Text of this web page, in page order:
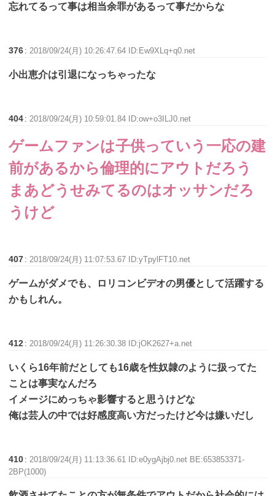
忘れてるって事は相当余罪があるって事だからな
376 : 2018/09/24(月) 10:26:47.64 ID:Ew9XLq+q0.net
小出恵介は引退になっちゃったな
404 : 2018/09/24(月) 10:59:01.84 ID:ow+o3ILJ0.net
ゲームファンは子供っていう一応の建
前があるから倫理的にアウトだろう
まあどうせみてるのはオッサンだろ
うけど
407 : 2018/09/24(月) 11:07:53.67 ID:yTpylFT10.net
ゲームがダメでも、ロリコンビデオの男優として活躍する
かもしれん。
412 : 2018/09/24(月) 11:26:30.38 ID:jOK2627+a.net
いくら16年前だとしても16歳を性奴隷のように扱ってた
ことは事実なんだろ
イメージにめっちゃ影響すると思うけどな
俺は芸人の中では好感度高い方だったけど今は嫌いだし
410 : 2018/09/24(月) 11:13:36.61 ID:e0ygAjbj0.net BE:653853371-
2BP(1000)